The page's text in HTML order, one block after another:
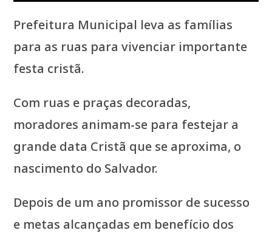
Prefeitura Municipal leva as famílias
para as ruas para vivenciar importante
festa cristã.
Com ruas e praças decoradas,
moradores animam-se para festejar a
grande data Cristã que se aproxima, o
nascimento do Salvador.
Depois de um ano promissor de sucesso
e metas alcançadas em benefício dos